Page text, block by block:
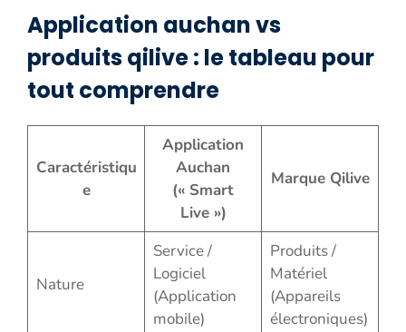
Application auchan vs
produits qilive : le tableau pour
tout comprendre
Caractéristiqu
e
Application
Auchan
(« Smart
Live »)
Marque Qilive
Nature
Service /
Logiciel
(Application
mobile)
Produits /
Matériel
(Appareils
électroniques)